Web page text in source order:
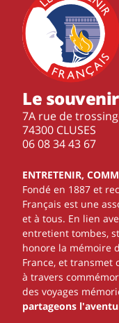
Le
7A rue de
74300 CLUSES
‭06 08 34 43 67‬
ENTRETENIR,
Fondé en 1887 et
Français est une
et à tous. En lien
entretient tombes,
honore la mémoire
France, et transmet
à travers
des voyages
partageons